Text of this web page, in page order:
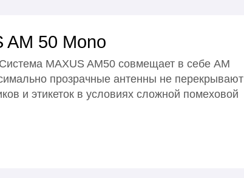
AM 50 Mono
MAXUS AM50 совмещает в себе АМ
прозрачные антенны не перекрывают
и этикеток в условиях сложной помеховой